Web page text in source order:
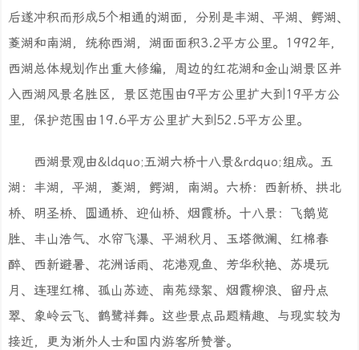
后遂冲积而形成5个相通的湖面，分别是丰湖、平湖、鳄湖、
菱湖和南湖，统称西湖，湖面面积3.2平方公里。1992年，
西湖总体规划作出重大修编，周边的红花湖和金山湖景区并
入西湖风景名胜区，景区范围由9平方公里扩大到19平方公
里，保护范围由19.6平方公里扩大到52.5平方公里。
西湖景观由&ldquo;五湖六桥十八景&rdquo;组成。五
湖：丰湖，平湖，菱湖，鳄湖，南湖。六桥：西新桥、拱北
桥、明圣桥、圆通桥、迎仙桥、烟霞桥。十八景：飞鹅览
胜、丰山浩气、水帘飞瀑、平湖秋月、玉塔微澜、红棉春
醉、西新避暑、花洲话雨、花港观鱼、芳华秋艳、苏堤玩
月、连理红棉、孤山苏迹、南苑绿絮、烟霞柳浪、留丹点
翠、象岭云飞、鹤鹭祥舞。这些景点品题精趣、与现实较为
接近，更为淅外人士和国内游客所赞誉。